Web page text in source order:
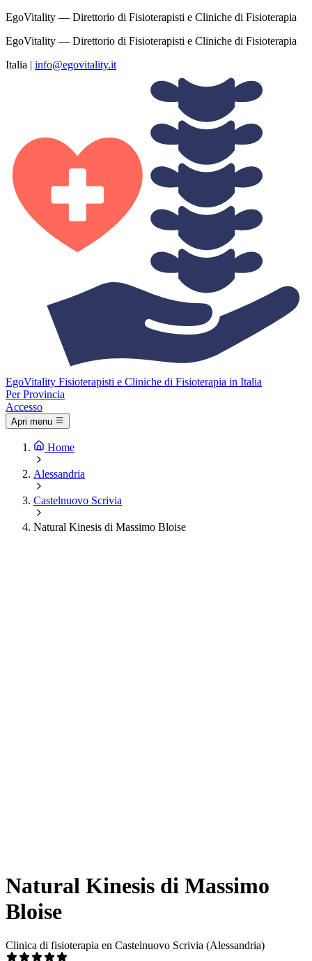
EgoVitality — Direttorio di Fisioterapisti e Cliniche di Fisioterapia
EgoVitality — Direttorio di Fisioterapisti e Cliniche di Fisioterapia
Italia | info@egovitality.it
EgoVitality Fisioterapisti e Cliniche di Fisioterapia in Italia
Per Provincia
Accesso
Apri menu
Home
Alessandria
Castelnuovo Scrivia
Natural Kinesis di Massimo Bloise
Natural Kinesis di Massimo
Bloise
Clinica di fisioterapia en Castelnuovo Scrivia (Alessandria)